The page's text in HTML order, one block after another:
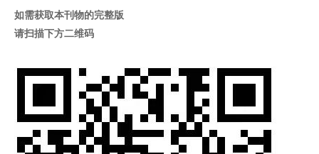
如需获取本刊物的完整版
请扫描下方二维码